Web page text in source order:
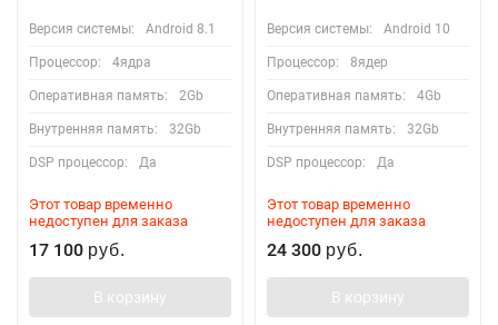
Версия системы: Android 8.1
Процессор: 4ядра
Оперативная память: 2Gb
Внутренняя память: 32Gb
DSP процессор: Да
Этот товар временно
недоступен для заказа
17 100 руб.
В корзину
Версия системы: Android 10
Процессор: 8ядер
Оперативная память: 4Gb
Внутренняя память: 32Gb
DSP процессор: Да
Этот товар временно
недоступен для заказа
24 300 руб.
В корзину